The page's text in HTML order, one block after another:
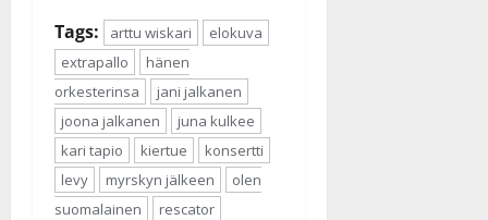
Tags: arttu wiskari
elokuva
extrapallo
hänen
orkesterinsa
jani jalkanen
joona jalkanen
juna kulkee
kari tapio
kiertue
konsertti
levy
myrskyn jälkeen
olen
suomalainen
rescator